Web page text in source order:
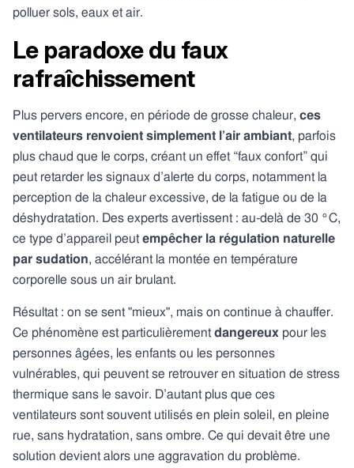
polluer sols, eaux et air.
Le paradoxe du faux
rafraîchissement
Plus pervers encore, en période de grosse chaleur, ces
ventilateurs renvoient simplement l’air ambiant, parfois
plus chaud que le corps, créant un effet “faux confort” qui
peut retarder les signaux d’alerte du corps, notamment la
perception de la chaleur excessive, de la fatigue ou de la
déshydratation. Des experts avertissent : au-delà de 30 °C,
ce type d’appareil peutempêcher la régulation naturelle
par sudation, accélérant la montée en température
corporelle sous un air brulant.
Résultat : on se sent "mieux", mais on continue à chauffer.
Ce phénomène est particulièrementdangereux pour les
personnes âgées, les enfants ou les personnes
vulnérables, qui peuvent se retrouver en situation de stress
thermique sans le savoir. D’autant plus que ces
ventilateurs sont souvent utilisés en plein soleil, en pleine
rue, sans hydratation, sans ombre. Ce qui devait être une
solution devient alors une aggravation du problème.